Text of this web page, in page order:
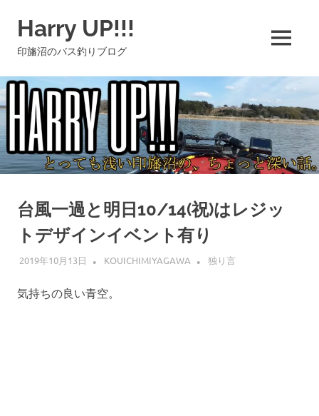
ツ
へ
ス
キ
ッ
プ
Harry UP!!!
印旛沼のバス釣りブログ MENU
台風一過と明日10/14(祝)はレジッ
トデザインイベント有り
2019年10月13日 KOUICHIMIYAGAWA 独り言
気持ちの良い青空。